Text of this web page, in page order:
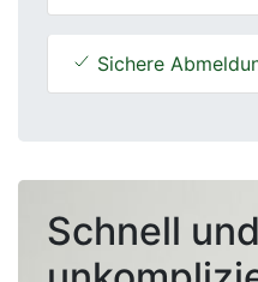
Sichere
Schnell und